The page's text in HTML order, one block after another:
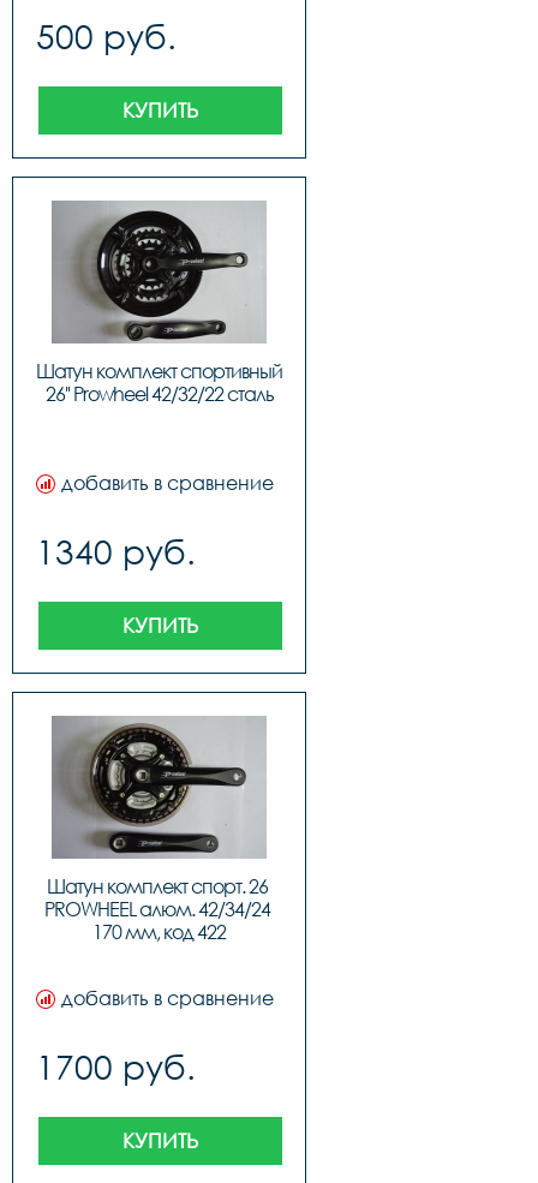
500 руб.
КУПИТЬ
Шатун комплект спортивный
26'' Prowheel 42/32/22 сталь
добавить в сравнение
1340 руб.
КУПИТЬ
Шатун комплект спорт. 26
PROWHEEL алюм. 42/34/24
170 мм, код 422
добавить в сравнение
1700 руб.
КУПИТЬ